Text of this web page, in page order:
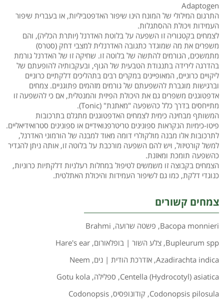
Adaptogen
התרגום המילולי של המונח הינו שיפור האדפטביליות, או בעברית שיפור
העמידות ויכולת ההסתגלות.
לצמחים בקטגוריה זו השפעה על בלוטת האדרנל (יותרת הכליה), והם
משפרים את מה שמוגדר כתגובה האדרנלית למצבי דחק (סטרס)
מתמשכים, הגורמים להתשה של בלוטה זו. שחיקה זו של האדרנל גורמת
בהדרגה לירידה בתנגודת הטבעית של הגוף, ובעקבותיה להופעתם של
ליקויים כרוניים, המאופיינים במקרים רבים בתהליכים דלקתיים כרוניים
וברגישות מוגברת להשפעתם של גורמים מזהמים פתוגניים. צמחים
אדפטוגנים משפרים גם את היכולת הפיזית והמנטלית, אם כי להשפעה זו
מתייחסים בדרך כלל כהשפעה "מאתנת" (Tonic).
המשותף מבחינה כימית לצמחים האדפטוגנים מתגלם בתרכובות
פיטו-כימיות הנקראות ספונינים טריטרפנואידיים או ספונינים סטרואידיאליים.
לתרכובות אלו מבנה מולקולרי דומה מאוד למבנה של הורמוני האדרנל,
למשל קורטיזול, ויש להם השפעה מורכבת על בלוטה זו, אותה ניתן להגדיר
כהשפעה תומכת ומאזנת.
הצמחים בקבוצה זו משמשים לטיפול במחלות רעלניות דלקתיות כרוניות,
כנוגדי דלקת, כמו גם לשיפור העמידות והיכולת האתלטית.
צמחים קשורים
Bacopa monnieri
, פשטה שרועה,
Brahmi
Bupleurum spp
, צלע השור | בופלאורום,
Hare's ear
Azadirachta indica
, אזדרכת הודית | נים,
Neem
Centella (Hydrocotyl) asiatica
, ספלילה,
Gotu kola
Codonopsis pilosula
, קודונופסיס,
Codonopsis